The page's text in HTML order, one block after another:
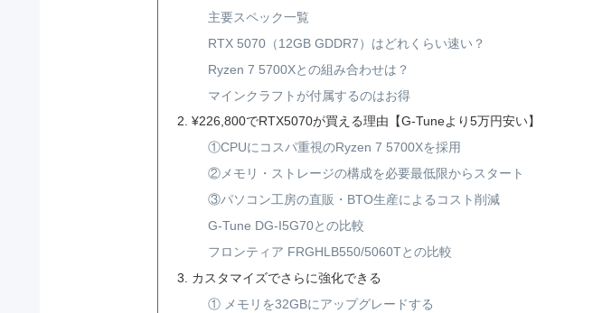
主要スペック一覧
RTX 5070（12GB GDDR7）はどれくらい速い？
Ryzen 7 5700Xとの組み合わせは？
マインクラフトが付属するのはお得
¥226,800でRTX5070が買える理由【G-Tuneより5万円安い】
①CPUにコスパ重視のRyzen 7 5700Xを採用
②メモリ・ストレージの構成を必要最低限からスタート
③パソコン工房の直販・BTO生産によるコスト削減
G-Tune DG-I5G70との比較
フロンティア FRGHLB550/5060Tとの比較
カスタマイズでさらに強化できる
① メモリを32GBにアップグレードする